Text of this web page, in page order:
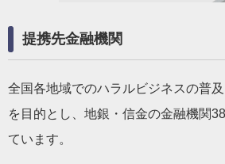
提携先金融機関
全国各地域でのハラルビジネスの普
を目的とし、地銀・信金の金融機関
ています。